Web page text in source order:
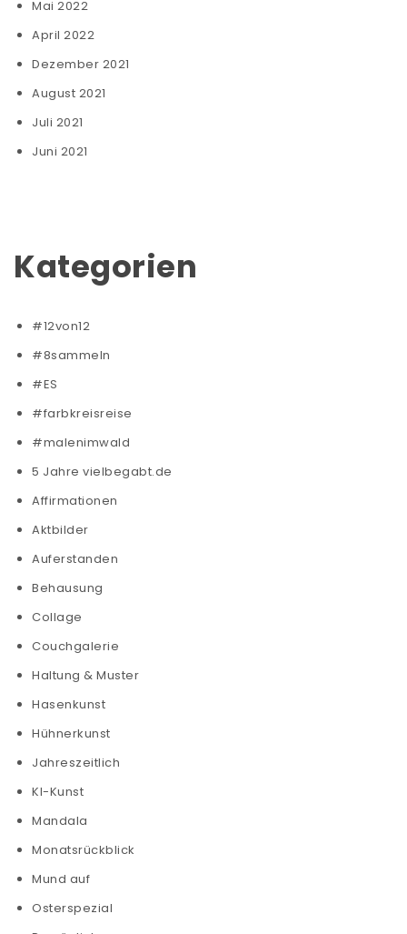
Mai 2022
April 2022
Dezember 2021
August 2021
Juli 2021
Juni 2021
Kategorien
#12von12
#8sammeln
#ES
#farbkreisreise
#malenimwald
5 Jahre vielbegabt.de
Affirmationen
Aktbilder
Auferstanden
Behausung
Collage
Couchgalerie
Haltung & Muster
Hasenkunst
Hühnerkunst
Jahreszeitlich
KI-Kunst
Mandala
Monatsrückblick
Mund auf
Osterspezial